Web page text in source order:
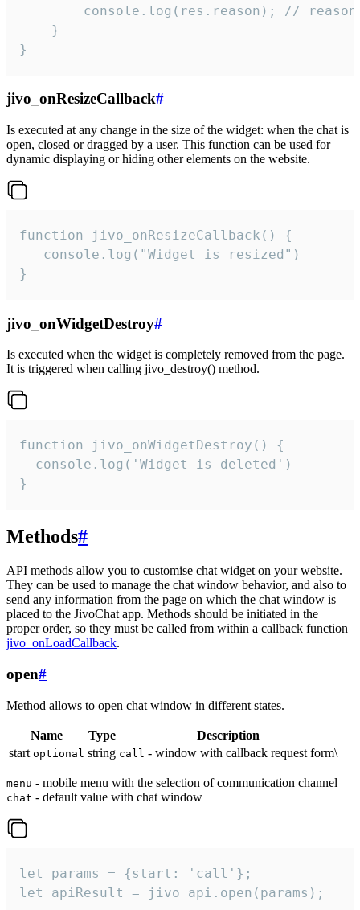
console.log(res.reason); //
    }
}
jivo_onResizeCallback#
Is executed at any change in the size of the widget: when the chat is
open, closed or dragged by a user. This function can be used for
dynamic displaying or hiding other elements on the website.
function jivo_onResizeCallback() {
   console.log("Widget is resized")
}
jivo_onWidgetDestroy#
Is executed when the widget is completely removed from the page.
It is triggered when calling jivo_destroy() method.
function jivo_onWidgetDestroy() {
  console.log('Widget is deleted')
}
Methods#
API methods allow you to customise chat widget on your website.
They can be used to manage the chat window behavior, and also to
send any information from the page on which the chat window is
placed to the JivoChat app. Methods should be initiated in the
proper order, so they must be called from within a callback function
jivo_onLoadCallback.
open#
Method allows to open chat window in different states.
Name Type
Description
start optional string call - window with callback request form\
menu - mobile menu with the selection of communication channel
chat - default value with chat window |
let params = {start: 'call'};
let apiResult = jivo_api.open(params);